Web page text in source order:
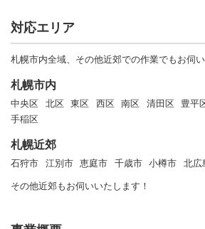
対応エリア
札幌市内全域、その他近郊での作業でもお伺い
札幌市内
中央区 北区 東区 西区 南区 清田区 豊平
手稲区
札幌近郊
石狩市 江別市 恵庭市 千歳市 小樽市 北広
その他近郊もお伺いいたします！